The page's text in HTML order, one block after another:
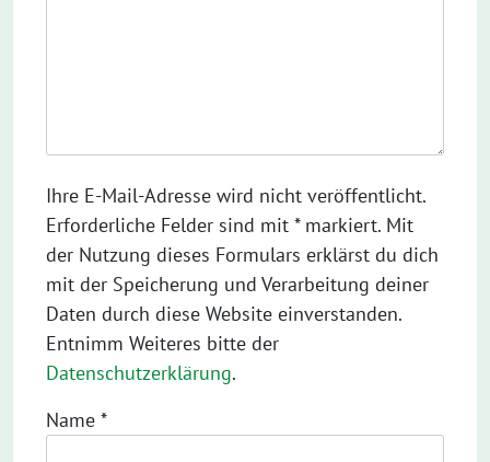
Ihre E-Mail-Adresse wird nicht veröffentlicht.
Erforderliche Felder sind mit * markiert. Mit
der Nutzung dieses Formulars erklärst du dich
mit der Speicherung und Verarbeitung deiner
Daten durch diese Website einverstanden.
Entnimm Weiteres bitte der
Datenschutzerklärung.
Name *